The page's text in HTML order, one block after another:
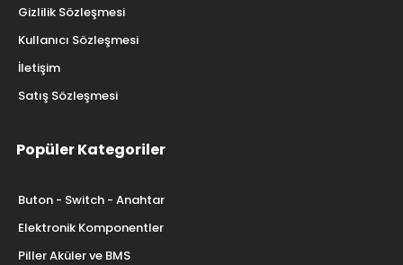
Gizlilik Sözleşmesi
Kullanıcı Sözleşmesi
İletişim
Satış Sözleşmesi
Popüler Kategoriler
Buton - Switch - Anahtar
Elektronik Komponentler
Piller Aküler ve BMS